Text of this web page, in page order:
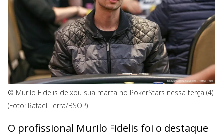
© Murilo Fidelis deixou sua marca no PokerStars nessa terça (4)
(Foto: Rafael Terra/BSOP)
O profissional Murilo Fidelis foi o destaque